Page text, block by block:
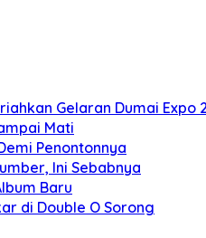
Gelaran Dumai Expo
Mati
Penontonnya
Ini Sebabnya
Baru
di Double O Sorong